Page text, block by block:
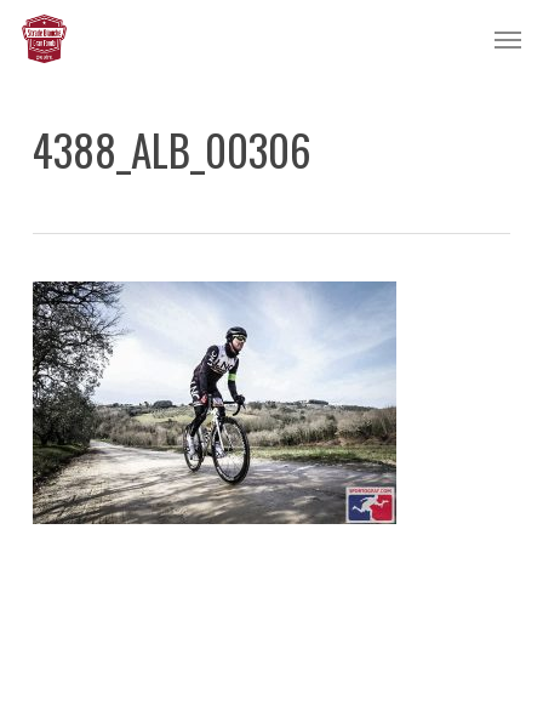
Skip
content
4388_ALB_00306